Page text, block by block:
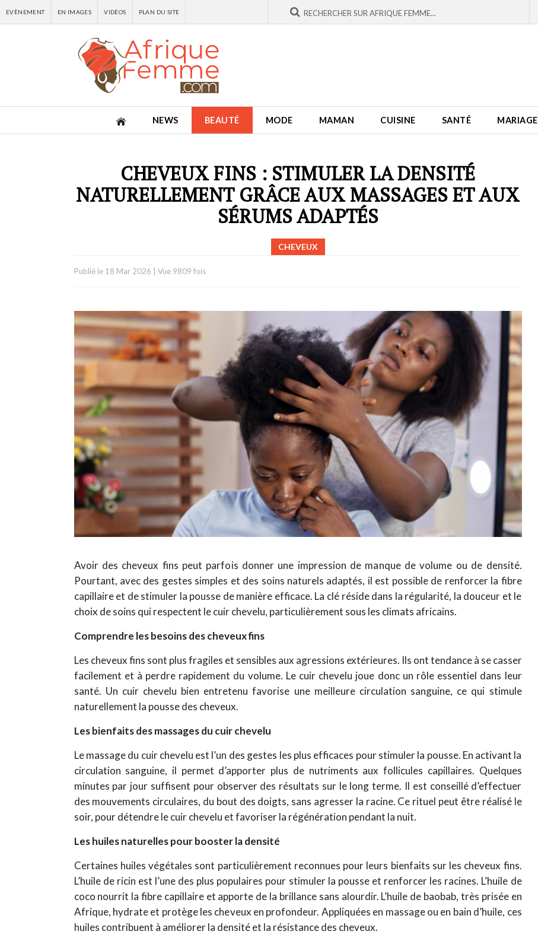
EVÈNEMENT EN IMAGES VIDÉOS PLAN DU SITE
NEWS BEAUTÉ MODE MAMAN CUISINE SANTÉ MARIAGE
CHEVEUX FINS : STIMULER LA DENSITÉ
NATURELLEMENT GRÂCE AUX MASSAGES ET AUX
SÉRUMS ADAPTÉS
CHEVEUX
Publié le 18 Mar 2026 Vue 9809 fois
Avoir des cheveux fins peut parfois donner une impression de manque de volume ou de densité.
Pourtant, avec des gestes simples et des soins naturels adaptés, il est possible de renforcer la fibre
capillaire et de stimuler la pousse de manière efficace. La clé réside dans la régularité, la douceur et le
choix de soins qui respectent le cuir chevelu, particulièrement sous les climats africains.
Comprendre les besoins des cheveux fins
Les cheveux fins sont plus fragiles et sensibles aux agressions extérieures. Ils ont tendance à se casser
facilement et à perdre rapidement du volume. Le cuir chevelu joue donc un rôle essentiel dans leur
santé. Un cuir chevelu bien entretenu favorise une meilleure circulation sanguine, ce qui stimule
naturellement la pousse des cheveux.
Les bienfaits des massages du cuir chevelu
Le massage du cuir chevelu est l’un des gestes les plus efficaces pour stimuler la pousse. En activant la
circulation sanguine, il permet d’apporter plus de nutriments aux follicules capillaires. Quelques
minutes par jour suffisent pour observer des résultats sur le long terme. Il est conseillé d’effectuer
des mouvements circulaires, du bout des doigts, sans agresser la racine. Ce rituel peut être réalisé le
soir, pour détendre le cuir chevelu et favoriser la régénération pendant la nuit.
Les huiles naturelles pour booster la densité
Certaines huiles végétales sont particulièrement reconnues pour leurs bienfaits sur les cheveux fins.
L’huile de ricin est l’une des plus populaires pour stimuler la pousse et renforcer les racines. L’huile de
coco nourrit la fibre capillaire et apporte de la brillance sans alourdir. L’huile de baobab, très prisée en
Afrique, hydrate et protège les cheveux en profondeur. Appliquées en massage ou en bain d’huile, ces
huiles contribuent à améliorer la densité et la résistance des cheveux.